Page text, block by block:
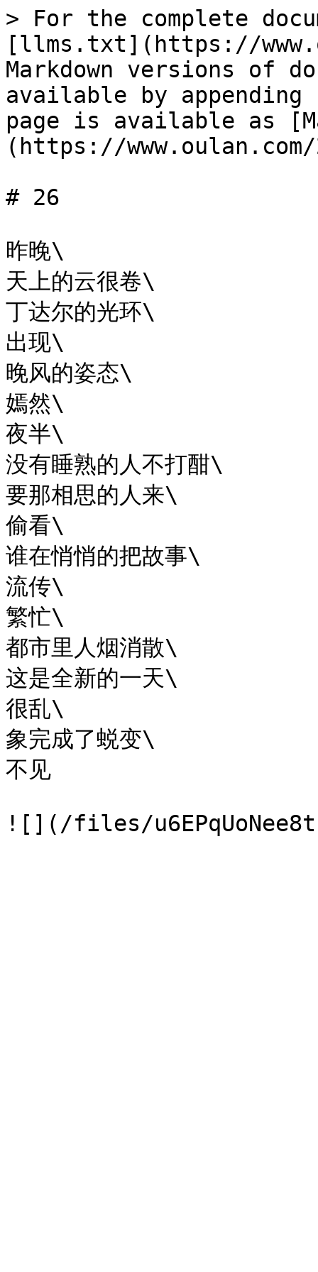
> For the complete
[llms.txt](https://
Markdown versions of
available by
page is available as
(https://
# 26
昨晚\
天上的云很卷\
丁达尔的光环\
出现\
晚风的姿态\
嫣然\
夜半\
没有睡熟的人不打酣\
要那相思的人来\
偷看\
谁在悄悄的把故事\
流传\
繁忙\
都市里人烟消散\
这是全新的一天\
很乱\
象完成了蜕变\
不见